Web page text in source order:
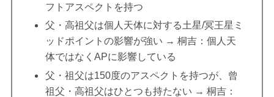
フトアスペクトを持つ
父・高祖父は個人天体に対する土星/冥王星ミ
ッドポイントの影響が強い → 桐吉：個人天
体ではなくAPに影響している
父・祖父は150度のアスペクトを持つが、曾
祖父・高祖父はひとつも持たない → 桐吉：